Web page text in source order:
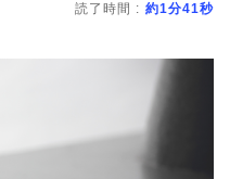
読了時間 : 約1分41秒